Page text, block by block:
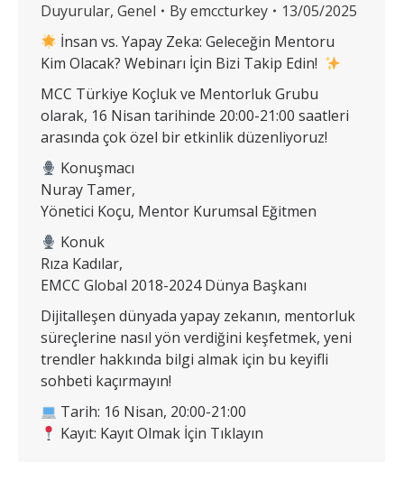
Duyurular, Genel Byemccturkey
13/05/2025
İnsan vs. Yapay Zeka: Geleceğin Mentoru
Kim Olacak? Webinarı İçin Bizi Takip Edin!
MCC Türkiye Koçluk ve Mentorluk Grubu
olarak, 16 Nisan tarihinde 20:00-21:00 saatleri
arasında çok özel bir etkinlik düzenliyoruz!
Konuşmacı
Nuray Tamer,
Yönetici Koçu, Mentor Kurumsal Eğitmen
Konuk
Rıza Kadılar,
EMCC Global 2018-2024 Dünya Başkanı
Dijitalleşen dünyada yapay zekanın, mentorluk
süreçlerine nasıl yön verdiğini keşfetmek, yeni
trendler hakkında bilgi almak için bu keyifli
sohbeti kaçırmayın!
Tarih: 16 Nisan, 20:00-21:00
Kayıt: Kayıt Olmak İçin Tıklayın